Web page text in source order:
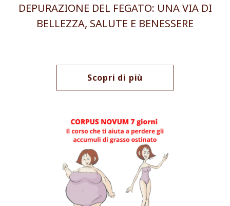
DEPURAZIONE DEL FEGATO: UNA VIA DI
BELLEZZA, SALUTE E BENESSERE
Scopri di più